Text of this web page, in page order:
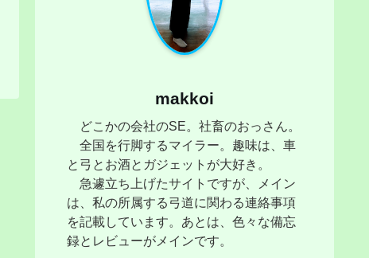
makkoi
どこかの会社のSE。社畜のおっさん。
全国を行脚するマイラー。趣味は、車
と弓とお酒とガジェットが大好き。
急遽立ち上げたサイトですが、メイン
は、私の所属する弓道に関わる連絡事項
を記載しています。あとは、色々な備忘
録とレビューがメインです。